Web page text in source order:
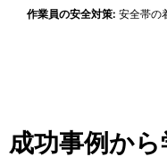
作業員の安全対策: 安全帯の
成功事例か